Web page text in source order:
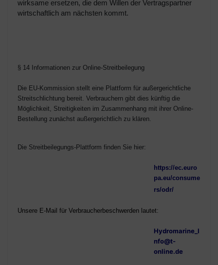
wirksame ersetzen, die dem Willen der Vertragspartner
wirtschaftlich am nächsten kommt.
§ 14 Informationen zur Online-Streitbeilegung
Die EU-Kommission stellt eine Plattform für außergerichtliche
Streitschlichtung bereit. Verbrauchern gibt dies künftig die
Möglichkeit, Streitigkeiten im Zusammenhang mit ihrer Online-
Bestellung zunächst außergerichtlich zu klären.
Die Streitbeilegungs-Plattform finden Sie hier:
https://ec.euro
pa.eu/consume
rs/odr/
Unsere E-Mail für Verbraucherbeschwerden lautet:
Hydromarine_I
nfo@t-
online.de